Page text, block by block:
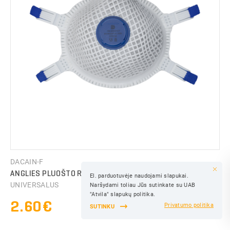
DACAIN-F
ANGLIES PLUOŠTO RESPIRATORIUS SU VOŽTUVU FFP2
UNIVERSALUS
2.60€
IŠSAUGOTI
El. parduotuvėje naudojami slapukai.
Naršydami toliau Jūs sutinkate su UAB
"Atvila" slapukų politika.
SUTINKU
Privatumo politika
IŠSAUGOTI
IŠSAUGOTI